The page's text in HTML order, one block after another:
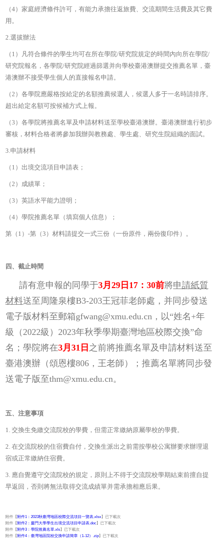
（4）家庭經濟條件許可，有能力承擔往返旅費、交流期間生活費及其它費
用。
2.選拔辦法
（1）
凡符合條件的學生均可在所在學院/研究院規定的時間內向所在學院/
研究院報名，各學院/研究院經過篩選并向學校臺港澳辦提交推薦名單，臺
港澳辦不接受學生個人的直接報名申請。
（2）各學院應嚴格按給定的名額推薦候選人，候選人多于一名時請排序。
超出給定名額可按候補方式上報。
（3）各學院將推薦名單及申請材料送至學校臺港澳辦。臺港澳辦進行初步
審核，材料合格者將參加我辦與教務處、學生處、研究生院組織的面試。
3.申請材料
（1）出境交流項目申請表；
（2）成績單；
（3）英語水平能力證明；
（4）學院推薦名單（填寫個人信息）；
第（1）-第（3）材料請提交一式三份（一份原件，兩份復印件）。
四、截止時間
請有意申報的同學于3月29日17：30前將申請紙質
材料送至周隆泉樓B3-203王冠菲老師處 ，并同步發送
電子版材料至郵箱gfwang@xmu.edu.cn，以“姓名+年
級（2022級）2023年秋季學期臺灣地區校際交換”命
名；學院將在3月31日 之前將推薦名單及申請材料送至
臺港澳辦（頌恩樓806，王老師）；推薦名單將同步發
送電子版至thm@xmu.edu.cn。
五、注意事項
1. 交換生免繳交流院校的學費，但需正常繳納原屬學校的學費。
2. 在交流院校的住宿費自付，交換生派出之前需按學校公寓辦要求辦理退
宿或正常繳納住宿費。
3. 應自覺遵守交流院校的規定，原則上不得于交流院校學期結束前擅自提
早返回，否則將無法取得交流成績單并需承擔相應后果。
附件【附件1：2023秋臺灣地區校際交流項目一覽表.xlsx】已下載次
附件【附件2：廈門大學學生出境交流項目申請表.doc】已下載次
附件【附件3：學院推薦名單.xls】已下載次
附件【附件4：臺灣地區院校交換申請簡章（1-12）.zip】已下載次